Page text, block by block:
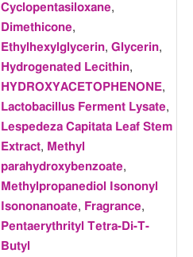
Cyclopentasiloxane,
Dimethicone,
Ethylhexylglycerin, Glycerin,
Hydrogenated Lecithin,
HYDROXYACETOPHENONE,
Lactobacillus Ferment Lysate,
Lespedeza Capitata Leaf Stem
Extract, Methyl
parahydroxybenzoate,
Methylpropanediol Isononyl
Isononanoate, Fragrance,
Pentaerythrityl Tetra-Di-T-
Butyl